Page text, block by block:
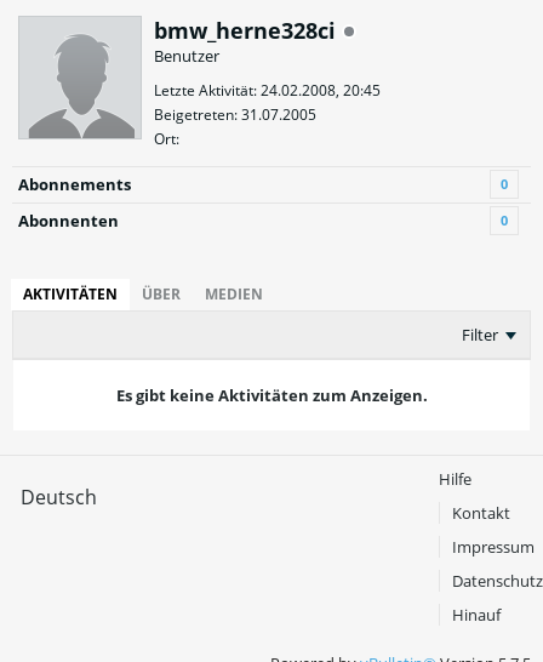
bmw_herne328ci
Benutzer
Letzte Aktivität: 24.02.2008, 20:45
Beigetreten: 31.07.2005
Ort:
Abonnements 0
Abonnenten 0
AKTIVITÄTEN ÜBER MEDIEN
Filter
Es gibt keine Aktivitäten zum Anzeigen.
Deutsch
Hilfe
Kontakt
Impressum
Datenschutz
Hinauf